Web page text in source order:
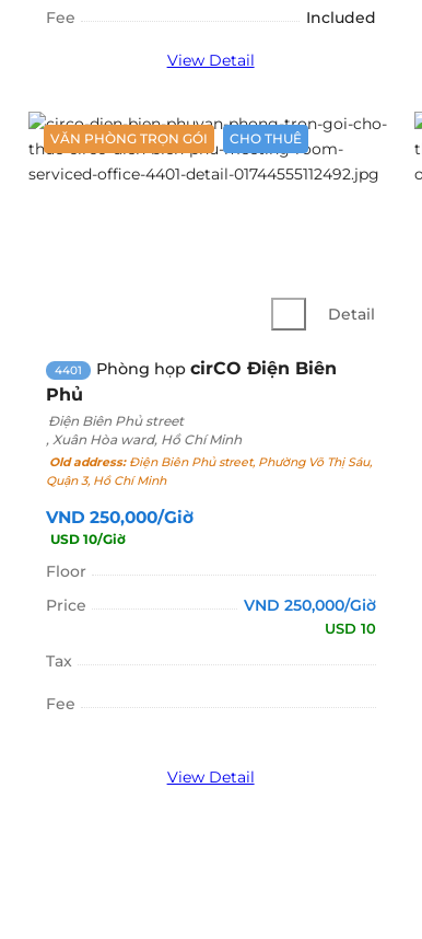
Fee Included
View Detail
VĂN PHÒNG TRỌN GÓI CHO THUÊ
Detail
4401 Phòng họp cirCO Điện Biên
Phủ
Điện Biên Phủ street
, Xuân Hòa ward, Hồ Chí Minh
Old address:Điện Biên Phủ street, Phường Võ Thị Sáu,
Quận 3, Hồ Chí Minh
VND 250,000/Giờ
USD 10/Giờ
Floor
Price
VND 250,000/Giờ
USD 10
Tax
Fee
View Detail